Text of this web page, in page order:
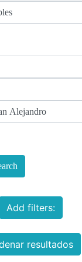
Add filters:
resultados